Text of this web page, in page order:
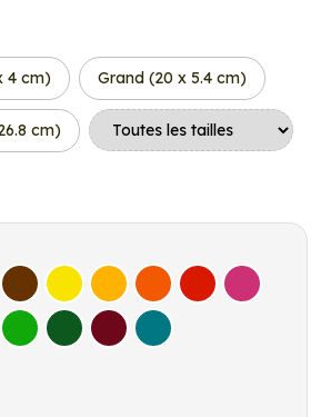
4 cm) Grand (20 x 5.4 cm)
cm)
Marron Jaune ClairJaune Foncé
OrangeRouge Fuchsia
VertVert clairVert FoncéBordeauxTurquoise